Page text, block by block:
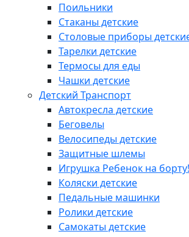
Поильники
Стаканы детские
Столовые приборы
Тарелки детские
Термосы для еды
Чашки детские
Детский Транспорт
Автокресла детские
Беговелы
Велосипеды детские
Защитные шлемы
Игрушка Ребенок на борту!
Коляски детские
Педальные машинки
Ролики детские
Самокаты детские